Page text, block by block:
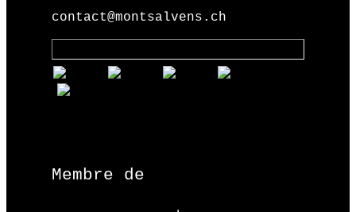
contact@montsalvens.ch
Membre de